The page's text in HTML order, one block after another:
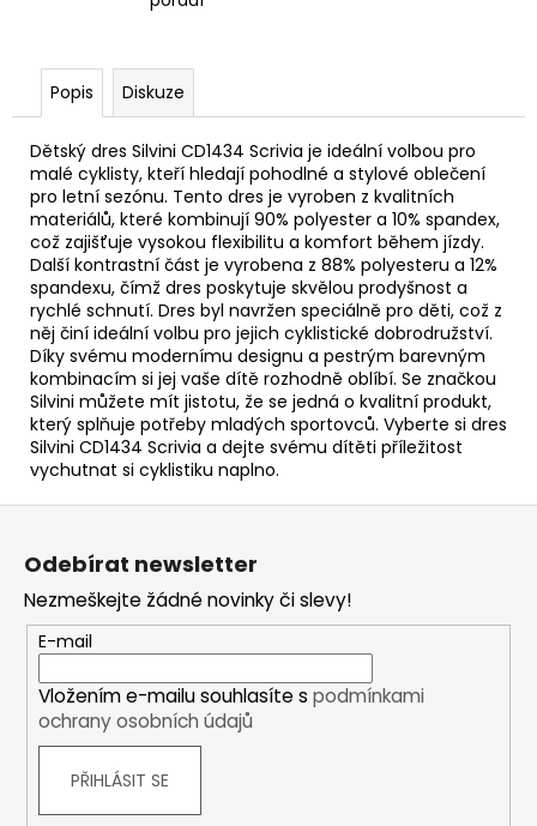
Popis Diskuze
Dětský dres Silvini CD1434 Scrivia je ideální volbou pro
malé cyklisty, kteří hledají pohodlné a stylové oblečení
pro letní sezónu. Tento dres je vyroben z kvalitních
materiálů, které kombinují 90% polyester a 10% spandex,
což zajišťuje vysokou flexibilitu a komfort během jízdy.
Další kontrastní část je vyrobena z 88% polyesteru a 12%
spandexu, čímž dres poskytuje skvělou prodyšnost a
rychlé schnutí. Dres byl navržen speciálně pro děti, což z
něj činí ideální volbu pro jejich cyklistické dobrodružství.
Díky svému modernímu designu a pestrým barevným
kombinacím si jej vaše dítě rozhodně oblíbí. Se značkou
Silvini můžete mít jistotu, že se jedná o kvalitní produkt,
který splňuje potřeby mladých sportovců. Vyberte si dres
Silvini CD1434 Scrivia a dejte svému dítěti příležitost
vychutnat si cyklistiku naplno.
Z
Odebírat newsletter
Nezmeškejte žádné novinky či slevy!
E-mail
Vložením e-mailu souhlasíte s podmínkami
ochrany osobních údajů
PŘIHLÁSIT SE